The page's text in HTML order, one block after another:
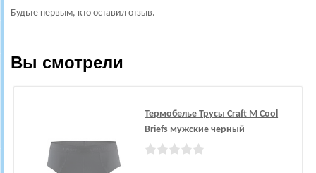
Будьте первым, кто оставил отзыв.
Вы смотрели
Термобелье Трусы Craft M Cool
Briefs мужские черный